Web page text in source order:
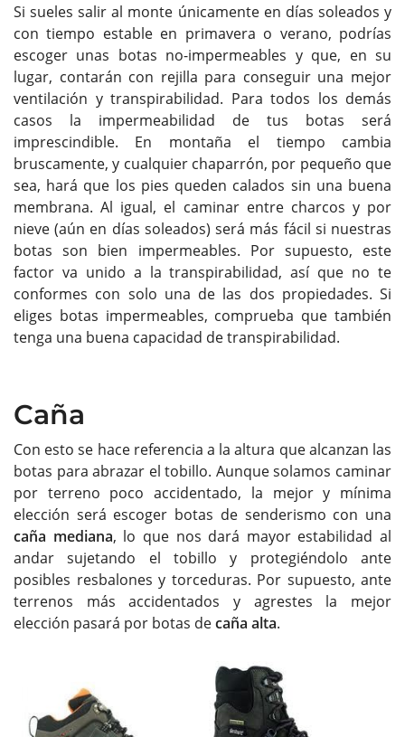
Si sueles salir al monte únicamente en días soleados y
con tiempo estable en primavera o verano, podrías
escoger unas botas no-impermeables y que, en su
lugar, contarán con rejilla para conseguir una mejor
ventilación y transpirabilidad. Para todos los demás
casos la impermeabilidad de tus botas será
imprescindible. En montaña el tiempo cambia
bruscamente, y cualquier chaparrón, por pequeño que
sea, hará que los pies queden calados sin una buena
membrana. Al igual, el caminar entre charcos y por
nieve (aún en días soleados) será más fácil si nuestras
botas son bien impermeables. Por supuesto, este
factor va unido a la transpirabilidad, así que no te
conformes con solo una de las dos propiedades. Si
eliges botas impermeables, comprueba que también
tenga una buena capacidad de transpirabilidad.
Caña
Con esto se hace referencia a la altura que alcanzan las
botas para abrazar el tobillo. Aunque solamos caminar
por terreno poco accidentado, la mejor y mínima
elección será escoger botas de senderismo con una
caña mediana, lo que nos dará mayor estabilidad al
andar sujetando el tobillo y protegiéndolo ante
posibles resbalones y torceduras. Por supuesto, ante
terrenos más accidentados y agrestes la mejor
elección pasará por botas decaña alta.